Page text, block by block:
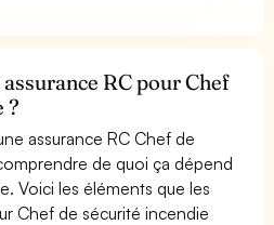
RC pour Chef
?
assurance RC Chef de
de quoi ça dépend
Voici les éléments que les
Chef de sécurité incendie